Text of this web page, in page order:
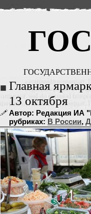
Главная
13 октября
Автор: Редакция ИА
рубриках: В России,